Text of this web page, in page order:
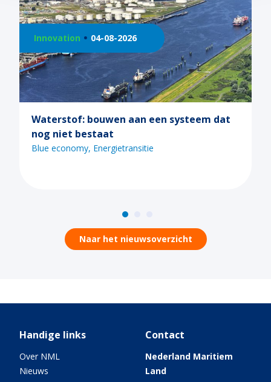
04-08-2026
bouwen aan een systeem dat
Energietransitie
Innovation
Ontdek de
Naar het nieuwsoverzicht
Handige links
Over NML
Nieuws
Contact
Nederland Maritiem
Land